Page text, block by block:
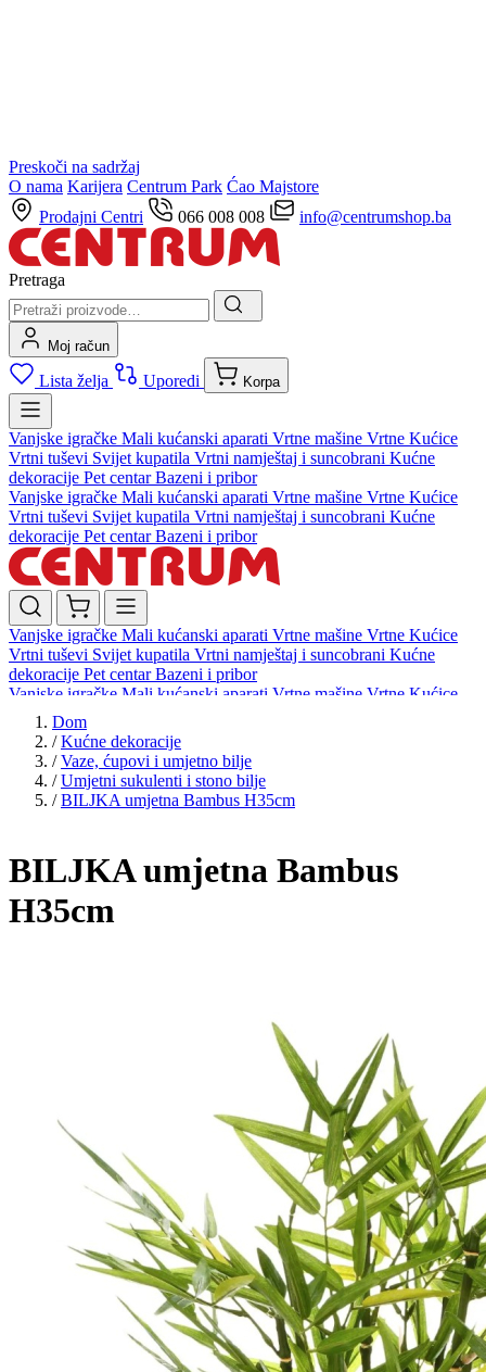
Preskoči na sadržaj
O nama Karijera Centrum Park Ćao Majstore
Prodajni Centri
066 008 008 info@centrumshop.ba
Pretraga
Moj račun
Lista želja Uporedi Korpa
Vanjske igračke Mali kućanski aparati Vrtne mašine Vrtne Kućice
Vrtni tuševi Svijet kupatila Vrtni namještaj i suncobrani Kućne
dekoracije Pet centarBazeni i pribor
Vanjske igračke Mali kućanski aparati Vrtne mašine Vrtne Kućice
Vrtni tuševi Svijet kupatila Vrtni namještaj i suncobrani Kućne
dekoracije Pet centarBazeni i pribor
Vanjske igračke Mali kućanski aparati Vrtne mašine Vrtne Kućice
Vrtni tuševi Svijet kupatila Vrtni namještaj i suncobrani Kućne
dekoracije Pet centarBazeni i pribor
Vanjske igračke Mali kućanski aparati Vrtne mašine Vrtne Kućice
Vrtni tuševi
dekoracijePet centar Bazeni i pribor
Dom
/ Kućne dekoracije
/ Vaze, ćupovi i umjetno bilje
/ Umjetni sukulenti i stono bilje
/ BILJKA umjetna Bambus H35cm
BILJKA umjetna Bambus
H35cm